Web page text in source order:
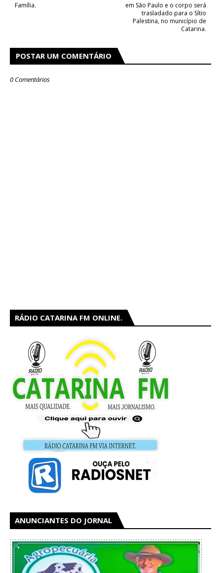
em São Paulo e o corpo será
trasladado para o Sítio
Palestina, no município de
Catarina.
Família.
POSTAR UM COMENTÁRIO
0 Comentários
RÁDIO CATARINA FM ONLINE.
ANUNCIANTES DO JORNAL